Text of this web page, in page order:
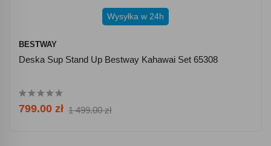
Wysyłka w 24h
BESTWAY
Deska Sup Stand Up Bestway Kahawai Set 65308
799.00 zł 1 499.00 zł